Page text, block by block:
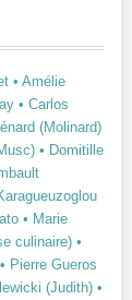
• Amélie
• Carlos
(Molinard)
• Domitille
• Marie
culinaire) •
• Pierre Gueros
(Judith) •